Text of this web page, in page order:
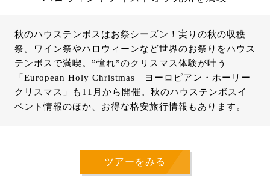
秋のハウステンボスはお祭シーズン！実りの秋の収穫
祭。ワイン祭やハロウィーンなど世界のお祭りをハウス
テンボスで満喫。”憧れ”のクリスマス体験が叶う
「 European Holy Christmas ヨーロピアン・ホーリー
クリスマス」も11月から開催。秋のハウステンボスイ
ベント情報のほか、お得な格安旅行情報もあります。
ツアーをみる